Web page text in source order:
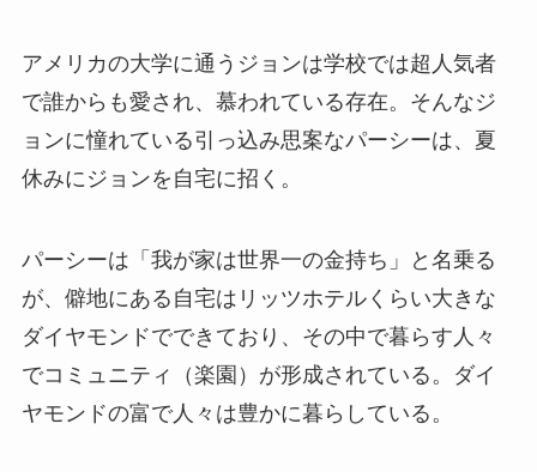
アメリカの大学に通うジョンは学校では超人気者
で誰からも愛され、慕われている存在。そんなジ
ョンに憧れている引っ込み思案なパーシーは、夏
休みにジョンを自宅に招く。
パーシーは「我が家は世界一の金持ち」と名乗る
が、僻地にある自宅はリッツホテルくらい大きな
ダイヤモンドでできており、その中で暮らす人々
でコミュニティ（楽園）が形成されている。ダイ
ヤモンドの富で人々は豊かに暮らしている。